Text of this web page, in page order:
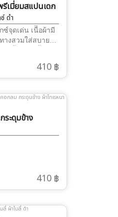
เมี่ยมสแปนเดก
ดำ
ซ์จุดเด่น เนืื้อผ้ามี
างสวมใส่สบาย
410 ฿
ะดุมข้าง
410 ฿